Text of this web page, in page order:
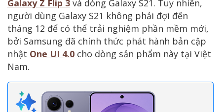
Galaxy Z Flip 3 và dòng Galaxy S21. Tuy nhiên,
người dùng Galaxy S21 không phải đợi đến
tháng 12 để có thể trải nghiệm phần mềm mới,
bởi Samsung đã chính thức phát hành bản cập
nhật One UI 4.0 cho dòng sản phẩm này tại Việt
Nam.